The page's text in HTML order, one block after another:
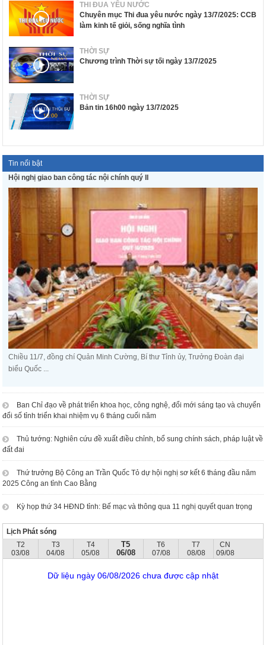
THI ĐUA YÊU NƯỚC
Chuyên mục Thi đua yêu nước ngày 13/7/2025: CCB
làm kinh tế giỏi, sống nghĩa tình
THỜI SỰ
Chương trình Thời sự tối ngày 13/7/2025
THỜI SỰ
Bản tin 16h00 ngày 13/7/2025
Tin nổi bật
Hội nghị giao ban công tác nội chính quý II
Chiều 11/7, đồng chí Quản Minh Cường, Bí thư Tỉnh ủy, Trưởng Đoàn đại
biểu Quốc ...
Ban Chỉ đạo về phát triển khoa học, công nghệ, đổi mới sáng tạo và chuyển
đổi số tỉnh triển khai nhiệm vụ 6 tháng cuối năm
Thủ tướng: Nghiên cứu đề xuất điều chỉnh, bổ sung chính sách, pháp luật về
đất đai
Thứ trưởng Bộ Công an Trần Quốc Tỏ dự hội nghị sơ kết 6 tháng đầu năm
2025 Công an tỉnh Cao Bằng
Kỳ họp thứ 34 HĐND tỉnh: Bế mạc và thông qua 11 nghị quyết quan trọng
Lịch Phát sóng
T2
03/08
T3
04/08
T4
05/08
T5
06/08
T6
07/08
T7
08/08
CN
09/08
Dữ liệu ngày 06/08/2026 chưa được cập nhật